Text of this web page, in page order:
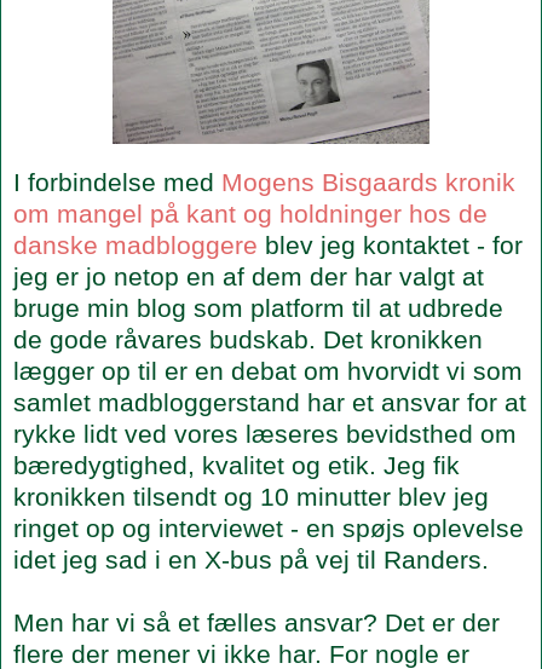
I forbindelse med Mogens Bisgaards kronik
om mangel på kant og holdninger hos de
danske madbloggere blev jeg kontaktet - for
jeg er jo netop en af dem der har valgt at
bruge min blog som platform til at udbrede
de gode råvares budskab. Det kronikken
lægger op til er en debat om hvorvidt vi som
samlet madbloggerstand har et ansvar for at
rykke lidt ved vores læseres bevidsthed om
bæredygtighed, kvalitet og etik. Jeg fik
kronikken tilsendt og 10 minutter blev jeg
ringet op og interviewet - en spøjs oplevelse
idet jeg sad i en X-bus på vej til Randers.
Men har vi så et fælles ansvar? Det er der
flere der mener vi ikke har. For nogle er